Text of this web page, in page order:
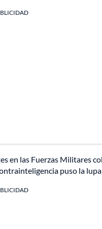
en las Fuerzas Militares
puso la